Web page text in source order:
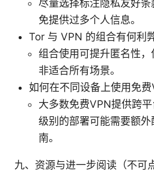
尽量选择标注隐私友好
免提供过多个人信息。
Tor 与 VPN 的组合有何利弊
组合使用可提升匿名性
非适合所有场景。
如何在不同设备上使用免费
大多数免费VPN提供跨
级别的部署可能需要额
南。
九、资源与进一步阅读（不可